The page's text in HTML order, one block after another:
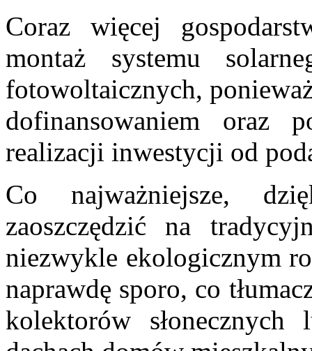
Coraz więcej
montaż systemu
fotowoltaicznych,
dofinansowaniem oraz
realizacji inwestycji od
Co najważniejsze,
zaoszczędzić na
niezwykle ekologicznym
naprawdę sporo, co
kolektorów